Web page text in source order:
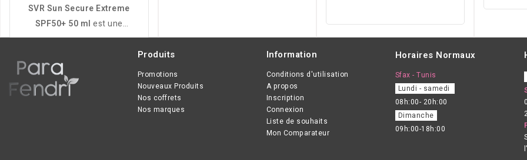
SVR Sun Secure Extreme
SPF50+ 50 ml est une
protection solaire haute
conçue pour les peaux
sensibles. Elle protège
efficacement contre les
Produits
Promotions
Nouveaux Produits
Nos coffrets
Nos marques
Information
Conditions d'utilisation
A propos
Inscription
Connexion
Liste de souhaits
Mon Comparateur
Horaires Normaux
Sfax - Tunis
Lundi - samedi
08h:00- 20h:00
Dimanche
09h:00-18h:00